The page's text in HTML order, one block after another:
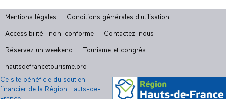
Mentions légales Conditions générales d'utilisation
Accessibilité : non-conforme Contactez-nous
Réservez un weekend Tourisme et congrès
hautsdefrancetourisme.pro
Ce site bénéficie du soutien
financier de la Région Hauts-de-